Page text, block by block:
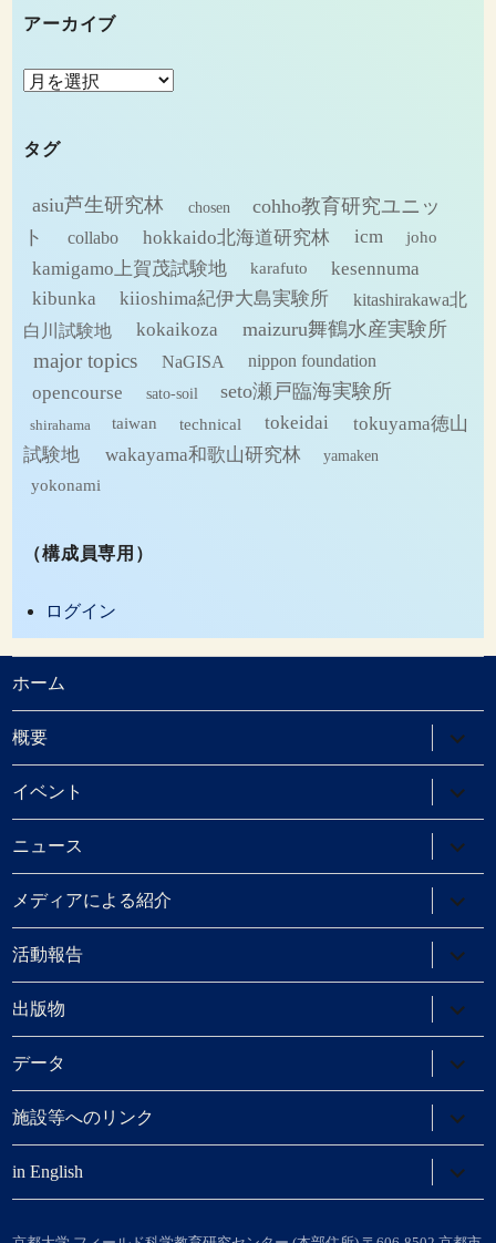
アーカイブ
ア
カ
ブ
タグ
asiu芦生研究林 chosen
cohho教育研究ユニッ
ト
collabo hokkaido北海道研究林 icm joho
kamigamo上賀茂試験地 karafuto
kesennuma
kibunka
kiioshima紀伊大島実験所
kitashirakawa北
白川試験地
kokaikoza maizuru舞鶴水産実験所
major topics NaGISA nippon foundation
opencourse sato-soil seto瀬戸臨海実験所
shirahama taiwan technical tokeidai
tokuyama徳山
試験地
wakayama和歌山研究林
yamaken
yokonami
（構成員専用）
ログイン
ホーム
概要
ブ
メ
ニ
ュ
ー
を
展
開
イベント
ブ
メ
ニ
ュ
ー
を
展
開
ニュース
ブ
メ
ニ
ュ
ー
を
展
開
メディアによる紹介
ブ
メ
ニ
ュ
ー
を
展
開
活動報告
ブ
メ
ニ
ュ
ー
を
展
開
出版物
ブ
メ
ニ
ュ
ー
を
展
開
データ
ブ
メ
ニ
ュ
ー
を
展
開
施設等へのリンク
ブ
メ
ニ
ュ
ー
展
in English
ブ
メ
ュ